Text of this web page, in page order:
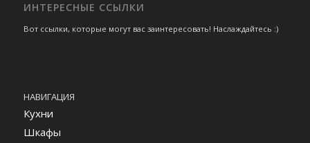
ИНТЕРЕСНЫЕ ССЫЛКИ
Вот ссылки, которые могут вас заинтересовать! Наслаждайтесь :)
НАВИГАЦИЯ
Кухни
Шкафы